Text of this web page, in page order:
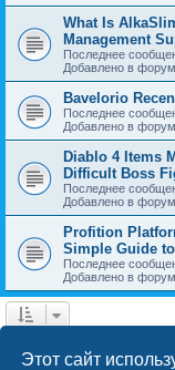
Этот сайт
What Is
Management
Последнее
Добавлено в
Bavelorio
Последнее
Добавлено в
Diablo 4 Items
Difficult Boss
Последнее
Добавлено в
Profition
Simple Guide
Последнее
Добавлено в